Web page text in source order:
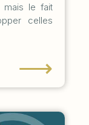
mais le fait
celles
⟶